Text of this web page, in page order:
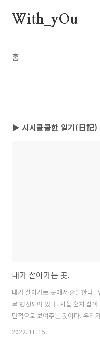
With_yOu
홈
▶ 시시콜콜한 일기(日記)
내가 살아가는 곳.
내가 살아가는 곳에서 출발한다.
로 형성되어 있다. 사실 혼자 살
단적으로 보여주는 것이다. 우리
라는 의미이며 그 공간을 공유하
2022. 11. 15.